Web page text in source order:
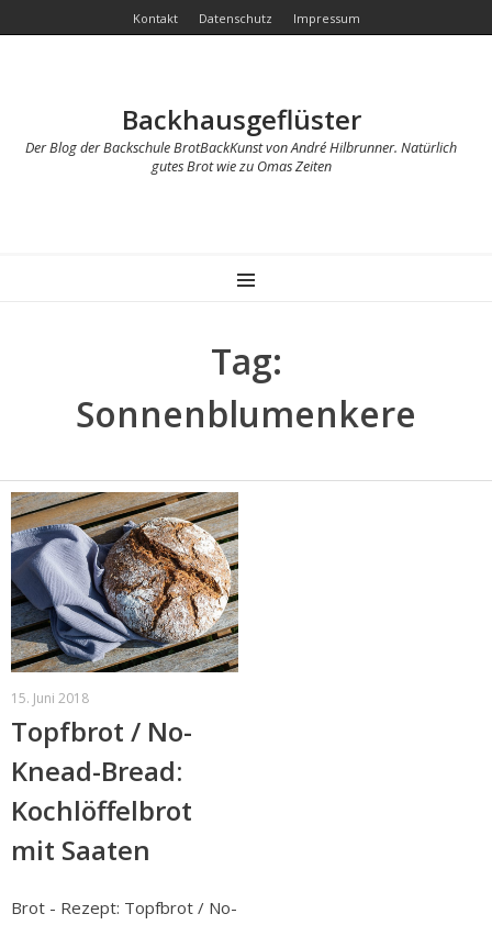
Kontakt Datenschutz Impressum
Backhausgeflüster
Der Blog der Backschule BrotBackKunst von André Hilbrunner. Natürlich
gutes Brot wie zu Omas Zeiten
MENU
Tag:
Sonnenblumenkere
15. Juni 2018
Topfbrot / No-
Knead-Bread:
Kochlöffelbrot
mit Saaten
Brot - Rezept: Topfbrot / No-